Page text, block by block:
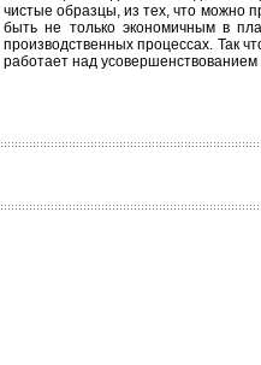
чистые образцы, из тех, что можно
быть не только экономичным в
производственных процессах. Так
работает над